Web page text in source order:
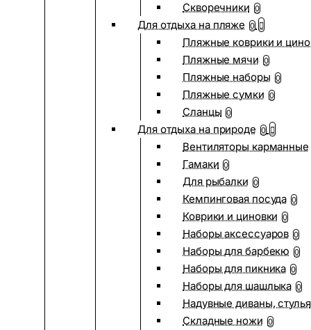
Скворечники 0
Для отдыха на пляже 0
Пляжные коврики и
Пляжные мячи 0
Пляжные наборы 0
Пляжные сумки 0
Сланцы 0
Для отдыха на природе 0
Вентиляторы карманные
Гамаки 0
Для рыбалки 0
Кемпинговая посуда 0
Коврики и циновки 0
Наборы аксессуаров 0
Наборы для барбекю 0
Наборы для пикника 0
Наборы для шашлыка 0
Надувные диваны, стулья
Складные ножи 0